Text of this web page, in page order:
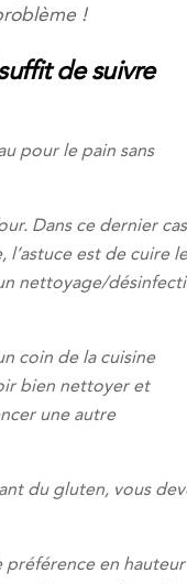
!
de suivre
pour le pain sans
Dans ce dernier
est de cuire
nettoyage/
coin de la cuisine
bien nettoyer et
une autre
du gluten, vous
en hauteur